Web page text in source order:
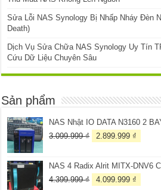
Sửa Lỗi NAS Synology Bị Nhấp Nháy Đèn
Death)
Dịch Vụ Sửa Chữa NAS Synology Uy Tín
Cứu Dữ Liệu Chuyên Sâu
Sản phẩm
NAS Nhật IO DATA N3160 2
3.099.999₫
Giá
3.099.999 ₫.
2.899.999 ₫
là:
NAS 4 Radix Alrit MITX-DNV6
4.399.999₫
Giá
4.099.999 ₫